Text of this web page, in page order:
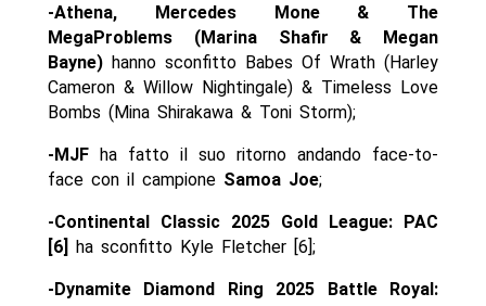
-Athena, Mercedes Mone & The
MegaProblems (Marina Shafir & Megan
Bayne)hanno sconfitto Babes Of Wrath (Harley
Cameron & Willow Nightingale) & Timeless Love
Bombs (Mina Shirakawa & Toni Storm);
-MJFha fatto il suo ritorno andando face-to-
face con il campione Samoa Joe;
-Continental Classic 2025 Gold League: PAC
[6]
ha sconfitto Kyle Fletcher [6];
-Dynamite Diamond Ring 2025 Battle Royal: